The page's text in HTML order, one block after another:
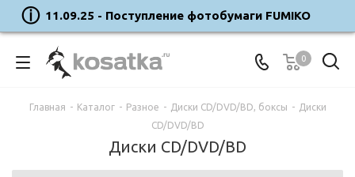
11.09.25 - Поступление фотобумаги FUMIKO
0
Главная - Каталог - Разное - Диски CD/DVD/BD, боксы - Диски
CD/DVD/BD
Диски CD/DVD/BD